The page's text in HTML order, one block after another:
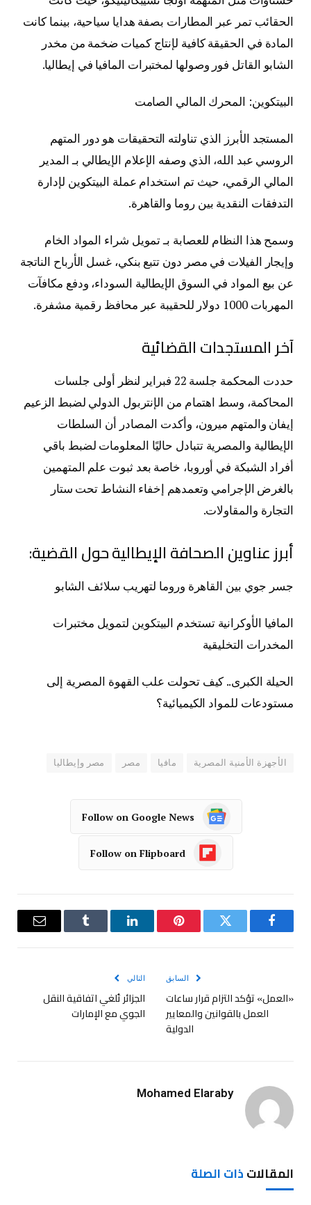
الحقائب تمر عبر المطارات بصفة هدايا سياحية، بينما كانت
المادة في الحقيقة كافية لإنتاج كميات ضخمة من مخدر
الشابو القاتل فور وصولها لمختبرات المافيا في إيطاليا.
البيتكوين: المحرك المالي الصامت
المستجد الأبرز الذي تناولته التحقيقات هو دور المتهم
الروسي عبد الله، الذي وصفه الإعلام الإيطالي بـ المدير
المالي الرقمي، حيث تم استخدام عملة البيتكوين لإدارة
التدفقات النقدية بين روما والقاهرة.
وسمح هذا النظام للعصابة بـ تمويل شراء المواد الخام
وإيجار الفيلات في مصر دون تتبع بنكي، غسل الأرباح الناتجة
عن بيع المواد في السوق الإيطالية السوداء، ودفع مكافآت
المهربات 1000 دولار للحقيبة عبر محافظ رقمية مشفرة.
آخر المستجدات القضائية
حددت المحكمة جلسة 22 فبراير لنظر أولى جلسات
المحاكمة، وسط اهتمام من الإنتربول الدولي لضبط الزعيم
إيفان والمتهم ميرون، وأكدت المصادر أن السلطات
الإيطالية والمصرية تتبادل حاليًا المعلومات لضبط باقي
أفراد الشبكة في أوروبا، خاصة بعد ثبوت علم المتهمين
بالغرض الإجرامي وتعمدهم إخفاء النشاط تحت ستار
التجارة والمقاولات.
أبرز عناوين الصحافة الإيطالية حول القضية:
جسر جوي بين القاهرة وروما لتهريب سلائف الشابو
المافيا الأوكرانية تستخدم البيتكوين لتمويل مختبرات
المخدرات التخليقية
الحيلة الكبرى.. كيف تحولت علب القهوة المصرية إلى
مستودعات للمواد الكيميائية؟
الأجهزة الأمنية المصرية مافيا مصر مصر وإيطاليا
Follow on Google News
Follow on Flipboard
فيسبوك تويتر بينتيريستلينكدإن Tumblr
البريد
السابق
«العمل» تؤكد التزام قرار ساعات
العمل بالقوانين والمعايير
الدولية
التالي
الجزائر تُلغي اتفاقية النقل
الجوي مع الإمارات
Mohamed Elaraby
المقالاتذات الصلة